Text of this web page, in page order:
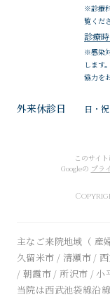
※診療
覧くだ
診療
※感染
します
協力を
外来休診日 日・祝
このサイ
Googleの プラ
主なご来院地域（ 産
久留米市 / 清瀬市 /
/ 朝霞市 / 所沢市 / 小
当院は西武池袋線沿